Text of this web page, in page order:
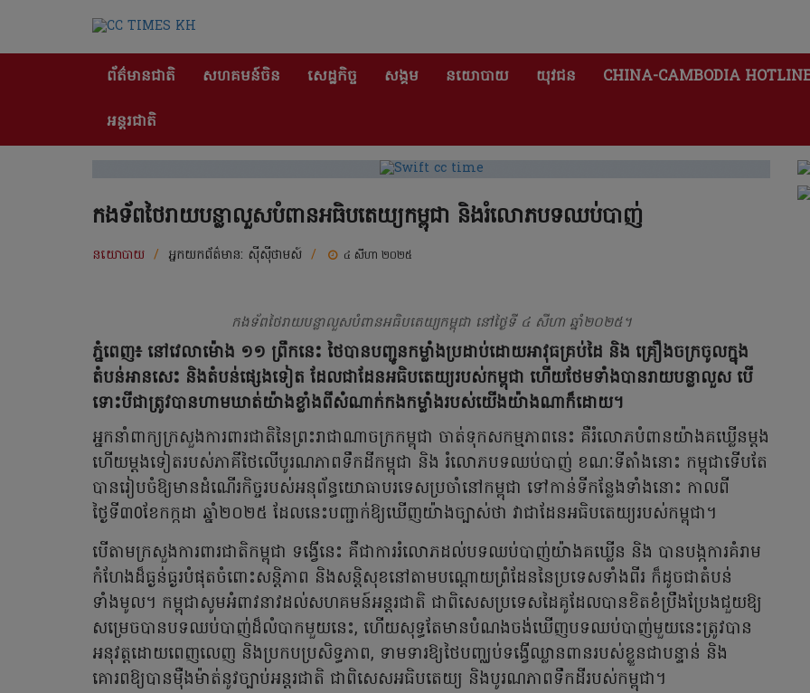
ព័ត៌មានជាតិ សហគមន៍ចិន សេដ្ឋកិច្ច សង្គម នយោបាយ យុវជន CHINA-CAMBODIA
អន្តរជាតិ
កងទ័ពថៃរាយបន្លាលួសបំពានអធិបតេយ្យកម្ពុជា និងរំលោភបទឈប់បាញ់
នយោបាយ / អ្នកយកព័ត៌មាន: ស៊ីស៊ីថាមស៍ / ៤ សីហា ២០២៥
កងទ័ពថៃរាយបន្លាលួសបំពានអធិបតេយ្យកម្ពុជា នៅថ្ងៃទី ៤ សីហា ឆ្នាំ២០២៥។
ភ្នំពេញ៖ នៅវេលាម៉ោង ១១ ព្រឹកនេះ ថៃបានបញ្ជូនកម្លាំងប្រដាប់ដោយអាវុធគ្រប់ដៃ និង គ្រឿងចក្រចូលក្នុង
តំបន់អានសេះ និងតំបន់ផ្សេងទៀត ដែលជាដែនអធិបតេយ្យរបស់កម្ពុជា ហើយថែមទាំងបានរាយបន្លាលួស បើ
ទោះបីជាត្រូវបានហាមឃាត់យ៉ាងខ្លាំងពីសំណាក់កងកម្លាំងរបស់យើងយ៉ាងណាក៏ដោយ។
អ្នកនាំពាក្យក្រសួងការពារជាតិនៃព្រះរាជាណាចក្រកម្ពុជា ចាត់ទុកសកម្មភាពនេះ គឺរំលោភបំពានយ៉ាងគឃ្លើនម្តង
ហើយម្តងទៀតរបស់ភាគីថៃលើបូរណភាពទឹកដីកម្ពុជា និង រំលោភបទឈប់បាញ់ ខណៈទីតាំងនោះ កម្ពុជាទើបតែ
បានរៀបចំឱ្យមានដំណើរកិច្ចរបស់អនុព័ន្ធយោធាបរទេសប្រចាំនៅកម្ពុជា ទៅកាន់ទីកន្លែងទាំងនោះ កាលពី
ថ្ងៃទី៣0ខែកក្កដា ឆ្នាំ២០២៥ ដែលនេះបញ្ជាក់ឱ្យឃើញយ៉ាងច្បាស់ថា វាជាដែនអធិបតេយ្យរបស់កម្ពុជា។
បើតាមក្រសួងការពារជាតិកម្ពុជា ទង្វើនេះ គឺជាការរំលោភដល់បទឈប់បាញ់យ៉ាងគឃ្លើន និង បានបង្កការគំរាម
កំហែងដ៏ធ្ងន់ធ្ងរបំផុតចំពោះសន្តិភាព និងសន្តិសុខនៅតាមបណ្តោយព្រំដែននៃប្រទេសទាំងពីរ ក៏ដូចជាតំបន់
ទាំងមូល។ កម្ពុជាសូមអំពាវនាវដល់សហគមន៍អន្តរជាតិ ជាពិសេសប្រទេសដៃគូដែលបានខិតខំប្រឹងប្រែងជួយឱ្យ
សម្រេចបានបទឈប់បាញ់ដ៏លំបាកមួយនេះ, ហើយសុទ្ធតែមានបំណងចង់ឃើញបទឈប់បាញ់មួយនេះត្រូវបាន
អនុវត្តដោយពេញលេញ និងប្រកបប្រសិទ្ធភាព, ទាមទារឱ្យថៃបញ្ឈប់ទង្វើឈ្លានពានរបស់ខ្លួនជាបន្ទាន់ និង
គោរពឱ្យបានម៉ឺងម៉ាត់នូវច្បាប់អន្តរជាតិ ជាពិសេសអធិបតេយ្យ និងបូរណភាពទឹកដីរបស់កម្ពុជា។